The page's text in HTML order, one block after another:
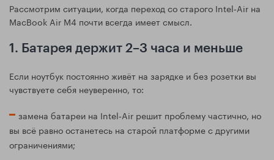
Рассмотрим ситуации, когда переход со старого Intel‑Air на
MacBook Air M4 почти всегда имеет смысл.
1. Батарея держит 2–3 часа и меньше
Если ноутбук постоянно живёт на зарядке и без розетки вы
чувствуете себя неуверенно, то:
замена батареи на Intel‑Air решит проблему частично, но
вы всё равно останетесь на старой платформе с другими
ограничениями;